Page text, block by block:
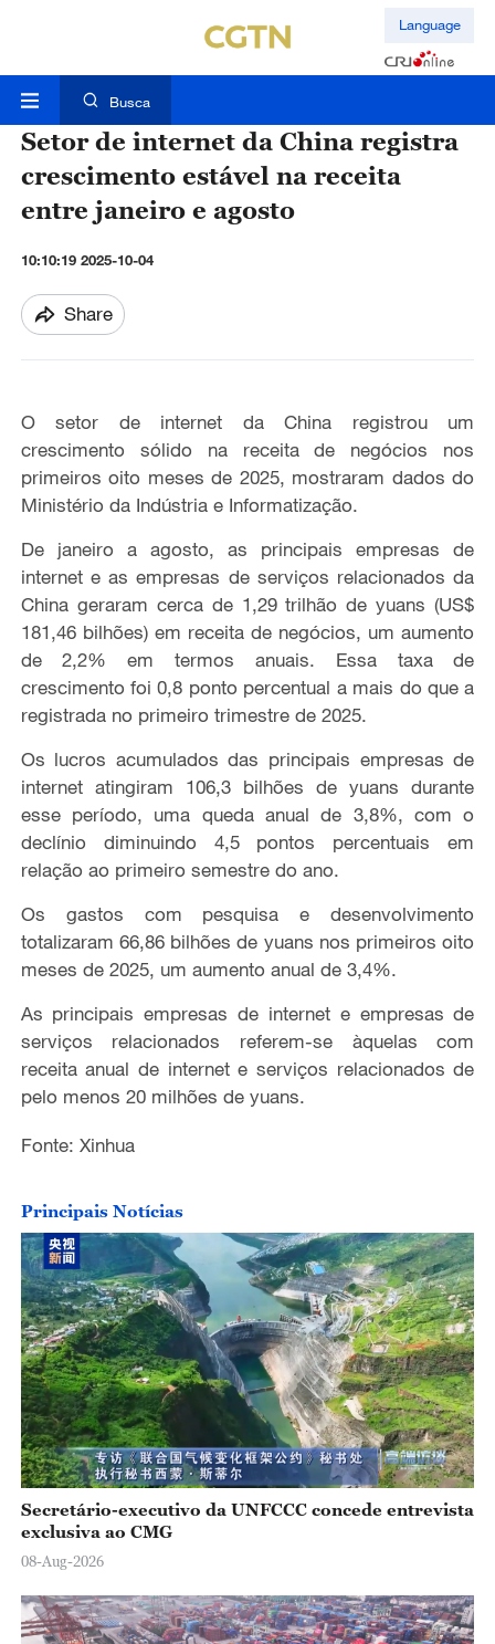
Language
Busca
Setor de internet da China registra
crescimento estável na receita
entre janeiro e agosto
10:10:19 2025-10-04
Share
O setor de internet da China registrou um
crescimento sólido na receita de negócios nos
primeiros oito meses de 2025, mostraram dados do
Ministério da Indústria e Informatização.
De janeiro a agosto, as principais empresas de
internet e as empresas de serviços relacionados da
China geraram cerca de 1,29 trilhão de yuans (US$
181,46 bilhões) em receita de negócios, um aumento
de 2,2% em termos anuais. Essa taxa de
crescimento foi 0,8 ponto percentual a mais do que a
registrada no primeiro trimestre de 2025.
Os lucros acumulados das principais empresas de
internet atingiram 106,3 bilhões de yuans durante
esse período, uma queda anual de 3,8%, com o
declínio diminuindo 4,5 pontos percentuais em
relação ao primeiro semestre do ano.
Os gastos com pesquisa e desenvolvimento
totalizaram 66,86 bilhões de yuans nos primeiros oito
meses de 2025, um aumento anual de 3,4%.
As principais empresas de internet e empresas de
serviços relacionados referem-se àquelas com
receita anual de internet e serviços relacionados de
pelo menos 20 milhões de yuans.
Fonte: Xinhua
Principais Notícias
Secretário-executivo da UNFCCC concede entrevista
exclusiva ao CMG
08-Aug-2026